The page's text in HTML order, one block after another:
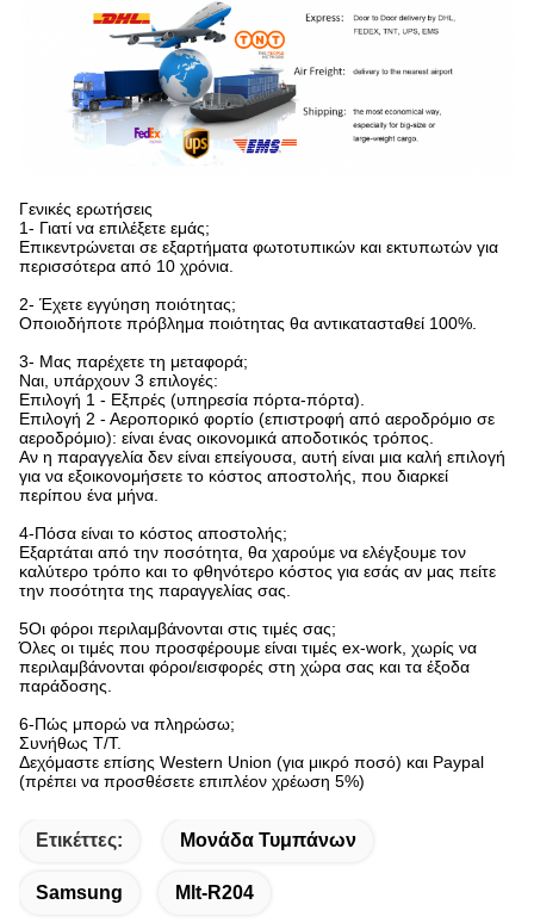
Γενικές ερωτήσεις
1- Γιατί να επιλέξετε εμάς;
Επικεντρώνεται σε εξαρτήματα φωτοτυπικών και εκτυπωτών για
περισσότερα από 10 χρόνια.
2- Έχετε εγγύηση ποιότητας;
Οποιοδήποτε πρόβλημα ποιότητας θα αντικατασταθεί 100%.
3- Μας παρέχετε τη μεταφορά;
Ναι, υπάρχουν 3 επιλογές:
Επιλογή 1 - Εξπρές (υπηρεσία πόρτα-πόρτα).
Επιλογή 2 - Αεροπορικό φορτίο (επιστροφή από αεροδρόμιο σε
αεροδρόμιο): είναι ένας οικονομικά αποδοτικός τρόπος.
Αν η παραγγελία δεν είναι επείγουσα, αυτή είναι μια καλή επιλογή
για να εξοικονομήσετε το κόστος αποστολής, που διαρκεί
περίπου ένα μήνα.
4-Πόσα είναι το κόστος αποστολής;
Εξαρτάται από την ποσότητα, θα χαρούμε να ελέγξουμε τον
καλύτερο τρόπο και το φθηνότερο κόστος για εσάς αν μας πείτε
την ποσότητα της παραγγελίας σας.
5Οι φόροι περιλαμβάνονται στις τιμές σας;
Όλες οι τιμές που προσφέρουμε είναι τιμές ex-work, χωρίς να
περιλαμβάνονται φόροι/εισφορές στη χώρα σας και τα έξοδα
παράδοσης.
6-Πώς μπορώ να πληρώσω;
Συνήθως T/T.
Δεχόμαστε επίσης Western Union (για μικρό ποσό) και Paypal
(πρέπει να προσθέσετε επιπλέον χρέωση 5%)
Ετικέττες: Μονάδα Τυμπάνων
Samsung Mlt-R204